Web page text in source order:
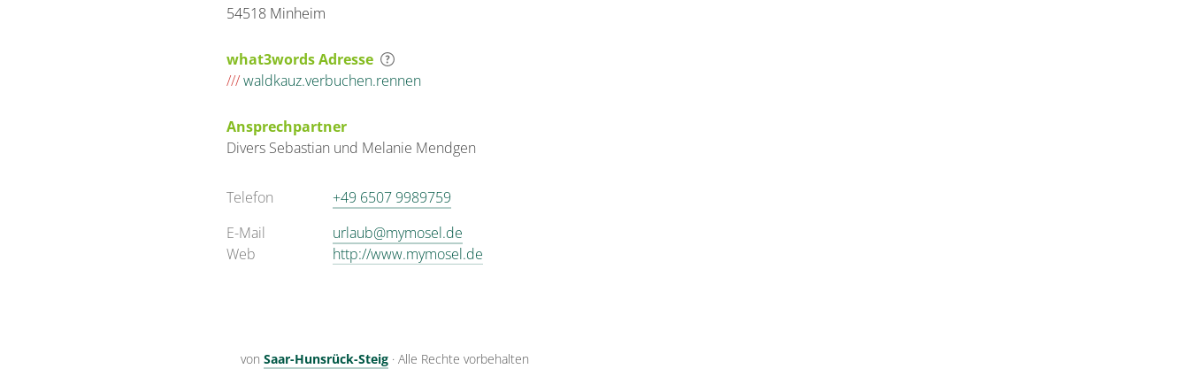
54518 Minheim
what3words Adresse
///waldkauz.verbuchen.rennen
Ansprechpartner
Divers Sebastian und Melanie Mendgen
Telefon
+49 6507 9989759
E-Mail
urlaub@mymosel.de
Web
http://www.mymosel.de
von Saar-Hunsrück-Steig · Alle Rechte vorbehalten